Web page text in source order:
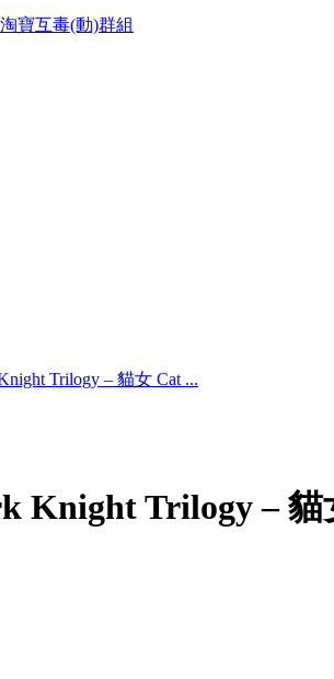
淘寶互毒(動)群組
Trilogy – 貓女 Cat ...
Knight Trilogy – 貓